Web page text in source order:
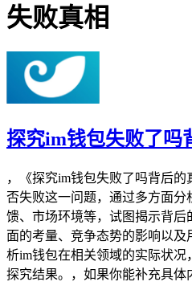
失败真相
探究im钱包失败了吗
，《探究im钱包失败了吗背后
否失败这一问题，通过多方面分
馈、市场环境等，试图揭示背
面的考量、竞争态势的影响以及
析im钱包在相关领域的实际状况
探究结果。，如果你能补充具体